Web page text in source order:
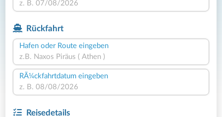
Rückfahrt
Hafen oder Route eingeben
RÃ¼ckfahrtdatum eingeben
Reisedetails